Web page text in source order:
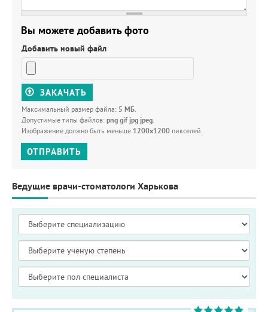
Вы можете добавить фото
Добавить новый файл
ЗАКАЧАТЬ
Максимальный размер файла: 5 МБ.
Допустимые типы файлов: png gif jpg jpeg.
Изображение должно быть меньше 1200x1200 пикселей.
ОТПРАВИТЬ
Ведущие врачи-стоматологи Харькова